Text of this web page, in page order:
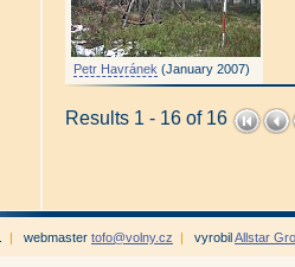
Petr Havránek (January 2007)
Results 1 - 16 of 16
| webmaster tofo@volny.cz | vyrobilAllstar